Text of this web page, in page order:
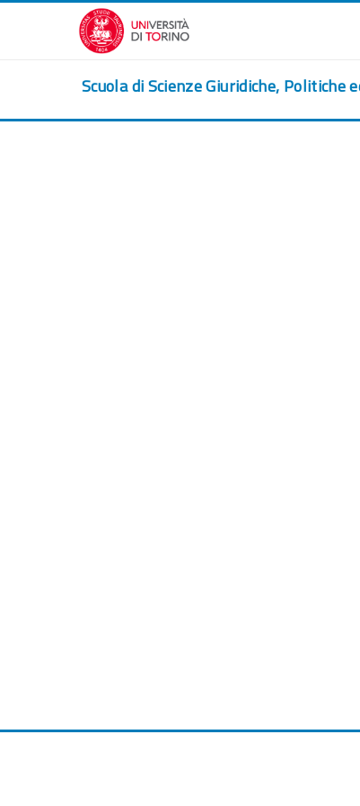
Перейти к основному содержанию
Scuola di Scienze Giuridiche, Politiche